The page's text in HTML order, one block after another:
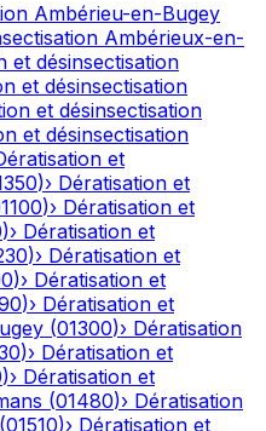
Ambérieu-en-Bugey
Ambérieux-en-
et désinsectisation
et désinsectisation
et désinsectisation
et désinsectisation
et
)› Dératisation et
)› Dératisation et
)› Dératisation et
)› Dératisation et
)› Dératisation et
)› Dératisation et
(01300)› Dératisation
)› Dératisation et
)› Dératisation et
(01480)› Dératisation
(01510)› Dératisation et